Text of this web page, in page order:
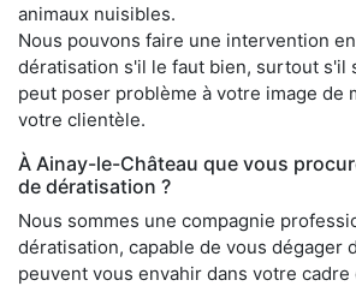
animaux nuisibles.
Nous pouvons faire une intervention
dératisation s'il le faut bien, surtout s'il
peut poser problème à votre image de
votre clientèle.
À Ainay-le-Château que vous
de dératisation ?
Nous sommes une compagnie
dératisation, capable de vous dégager
peuvent vous envahir dans votre